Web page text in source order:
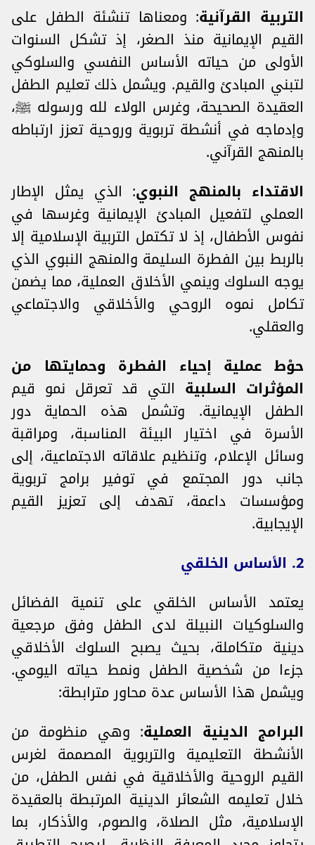
التربية القرآنية: ومعناها تنشئة الطفل على
القيم الإيمانية منذ الصغر، إذ تشكل السنوات
الأولى من حياته الأساس النفسي والسلوكي
لتبني المبادئ والقيم. ويشمل ذلك تعليم الطفل
العقيدة الصحيحة، وغرس الولاء لله ورسوله ﷺ،
وإدماجه في أنشطة تربوية وروحية تعزز ارتباطه
بالمنهج القرآني.
الاقتداء بالمنهج النبوي: الذي يمثل الإطار
العملي لتفعيل المبادئ الإيمانية وغرسها في
نفوس الأطفال، إذ لا تكتمل التربية الإسلامية إلا
بالربط بين الفطرة السليمة والمنهج النبوي الذي
يوجه السلوك وينمي الأخلاق العملية، مما يضمن
تكامل نموه الروحي والأخلاقي والاجتماعي
والعقلي.
حوْط عملية إحياء الفطرة وحمايتها من
المؤثرات السلبية التي قد تعرقل نمو قيم
الطفل الإيمانية. وتشمل هذه الحماية دور
الأسرة في اختيار البيئة المناسبة، ومراقبة
وسائل الإعلام، وتنظيم علاقاته الاجتماعية، إلى
جانب دور المجتمع في توفير برامج تربوية
ومؤسسات داعمة، تهدف إلى تعزيز القيم
الإيجابية.
2. الأساس الخلقي
يعتمد الأساس الخلقي على تنمية الفضائل
والسلوكيات النبيلة لدى الطفل وفق مرجعية
دينية متكاملة، بحيث يصبح السلوك الأخلاقي
جزءا من شخصية الطفل ونمط حياته اليومي.
ويشمل هذا الأساس عدة محاور مترابطة:
البرامج الدينية العملية: وهي منظومة من
الأنشطة التعليمية والتربوية المصممة لغرس
القيم الروحية والأخلاقية في نفس الطفل، من
خلال تعليمه الشعائر الدينية المرتبطة بالعقيدة
الإسلامية، مثل الصلاة، والصوم، والأذكار، بما